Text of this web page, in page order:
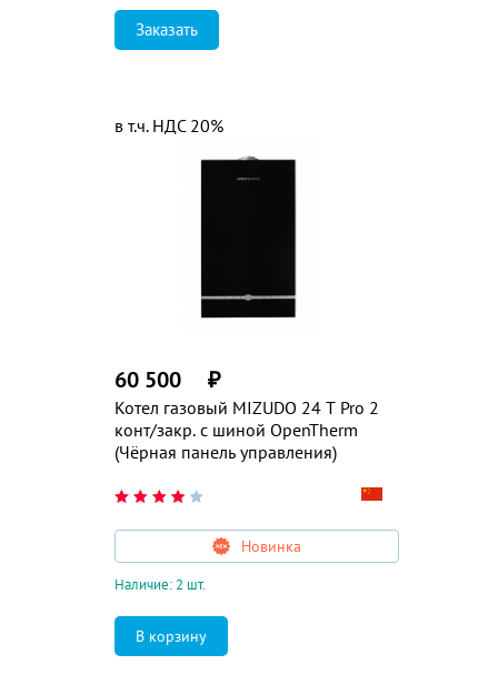
Заказать
Котел газовый MIZUDO 24 T Pro 2
конт/закр. с шиной OpenTherm
(Чёрная панель управления)
60 500 ₽
в т.ч. НДС 20%
Новинка
Наличие: 2 шт.